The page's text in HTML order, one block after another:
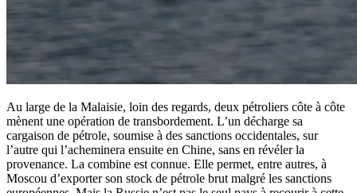
Au large de la Malaisie, loin des regards, deux pétroliers côte à côte
mènent une opération de transbordement. L’un décharge sa
cargaison de pétrole, soumise à des sanctions occidentales, sur
l’autre qui l’acheminera ensuite en Chine, sans en révéler la
provenance. La combine est connue. Elle permet, entre autres, à
Moscou d’exporter son stock de pétrole brut malgré les sanctions